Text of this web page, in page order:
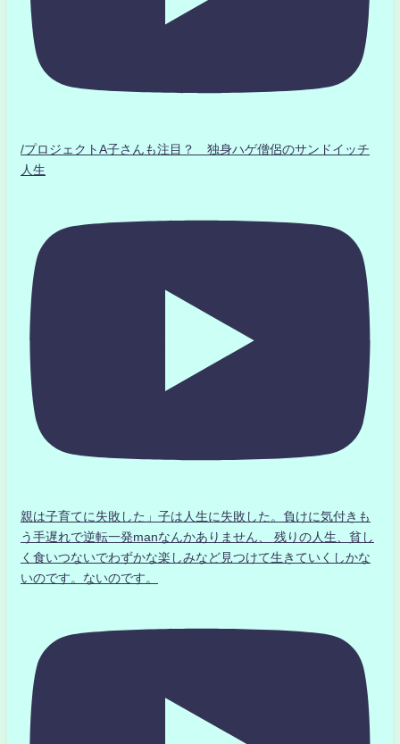
/プロジェクトA子さんも注目？ 独身ハゲ僧侶のサンドイッチ
人生
親は子育てに失敗した」子は人生に失敗した。負けに気付きも
う手遅れで逆転一発manなんかありません、 残りの人生、貧し
く食いつないでわずかな楽しみなど見つけて生きていくしかな
いのです。ないのです。